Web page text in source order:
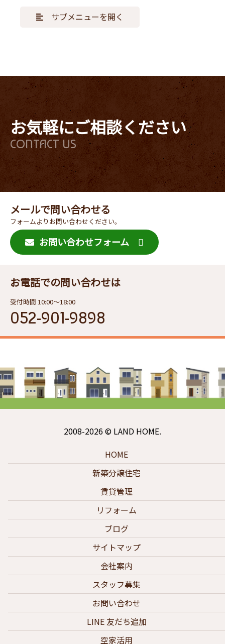
サブメニューを開く
お気軽にご相談ください
CONTACT US
メールで問い合わせる
フォームよりお問い合わせください。
お問い合わせフォーム
お電話での問い合わせは
受付時間 10:00〜18:00
052-901-9898
2008-2026 © LAND HOME.
HOME
新築分譲住宅
賃貸管理
リフォーム
ブログ
サイトマップ
会社案内
スタッフ募集
お問い合わせ
LINE 友だち追加
空家活用